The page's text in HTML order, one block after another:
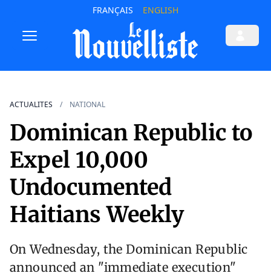
FRANÇAIS ENGLISH
ACTUALITES NATIONAL
Dominican Republic to
Expel 10,000
Undocumented
Haitians Weekly
On Wednesday, the Dominican Republic
announced an "immediate execution"